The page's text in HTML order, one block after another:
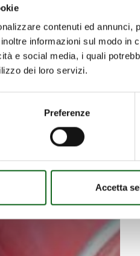
contenuti ed
informazioni sul modo
e social media, i quali
dei loro servizi.
Preferenze
Accetta